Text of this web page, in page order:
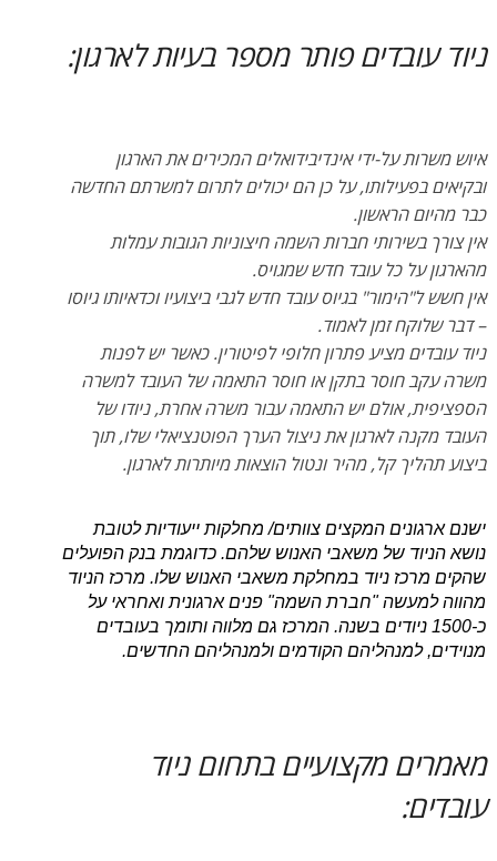
ניוד עובדים פותר מספר בעיות לארגון:
איוש משרות על-ידי אינדיבידואלים המכירים את הארגון
ובקיאים בפעילותו, על כן הם יכולים לתרום למשרתם החדשה
כבר מהיום הראשון.
אין צורך בשירותי חברות השמה חיצוניות הגובות עמלות
מהארגון על כל עובד חדש שמגויס.
אין חשש ל"הימור" בגיוס עובד חדש לגבי ביצועיו וכדאיותו גיוסו
– דבר שלוקח זמן לאמוד.
ניוד עובדים מציע פתרון חלופי לפיטורין. כאשר יש לפנות
משרה עקב חוסר בתקן או חוסר התאמה של העובד למשרה
הספציפית, אולם יש התאמה עבור משרה אחרת, ניודו של
העובד מקנה לארגון את ניצול הערך הפוטנציאלי שלו, תוך
ביצוע תהליך קל, מהיר ונטול הוצאות מיותרות לארגון.
ישנם ארגונים המקצים צוותים/ מחלקות ייעודיות לטובת
נושא הניוד של משאבי האנוש שלהם. כדוגמת בנק הפועלים
שהקים מרכז ניוד במחלקת משאבי האנוש שלו. מרכז הניוד
מהווה למעשה "חברת השמה" פנים ארגונית ואחראי על
כ-1500 ניודים בשנה. המרכז גם מלווה ותומך בעובדים
מנוידים, למנהליהם הקודמים ולמנהליהם החדשים.
מאמרים מקצועיים בתחום ניוד
עובדים: